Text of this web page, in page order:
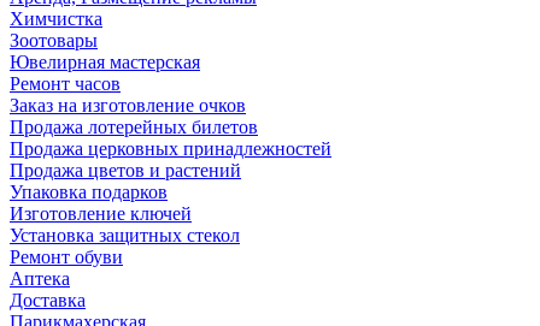
Химчистка
Зоотовары
Ювелирная мастерская
Ремонт часов
Заказ на изготовление очков
Продажа лотерейных билетов
Продажа церковных принадлежностей
Продажа цветов и растений
Упаковка подарков
Изготовление ключей
Установка защитных стекол
Ремонт обуви
Аптека
Доставка
Парикмахерская